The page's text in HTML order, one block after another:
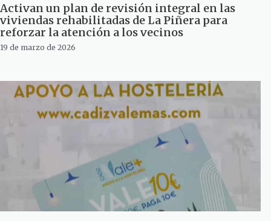
Activan un plan de revisión integral en las
viviendas rehabilitadas de La Piñera para
reforzar la atención a los vecinos
19 de marzo de 2026